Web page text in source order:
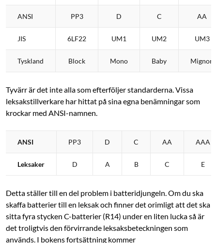
ANSI PP3 D C AA
JIS 6LF22 UM1 UM2 UM3
Tyskland Block Mono Baby Mignon
Tyvärr är det inte alla som efterföljer standarderna. Vissa
leksakstillverkare har hittat på sina egna benämningar som
krockar med ANSI-namnen.
ANSI PP3 D C AA AAA
Leksaker D A B C E
Detta ställer till en del problem i batteridjungeln. Om du ska
skaffa batterier till en leksak och finner det orimligt att det ska
sitta fyra stycken C-batterier (R14) under en liten lucka så är
det troligtvis den förvirrande leksaksbeteckningen som
används. I bokens fortsättning kommer